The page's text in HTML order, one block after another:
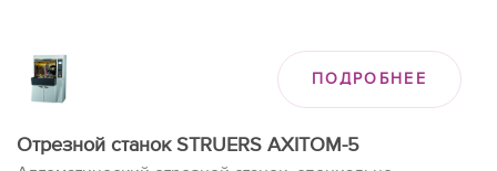
ПОДРОБНЕЕ
Отрезной станок STRUERS AXITOM-5